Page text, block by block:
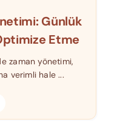
Günlük
Etme
zaman yönetimi,
verimli hale ...